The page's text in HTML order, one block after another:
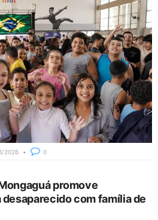
2026 0
promove
com família de